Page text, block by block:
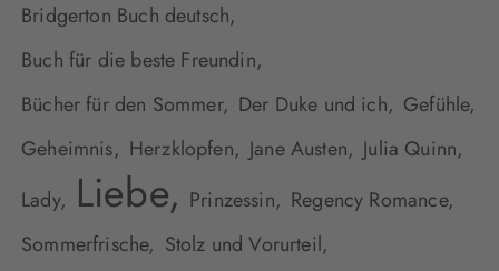
Bridgerton Buch deutsch,
Buch für die beste Freundin,
Bücher für den Sommer, Der Duke und ich, Gefühle,
Geheimnis, Herzklopfen, Jane Austen, Julia Quinn,
Lady, Liebe, Prinzessin, Regency Romance,
Sommerfrische, Stolz und Vorurteil,